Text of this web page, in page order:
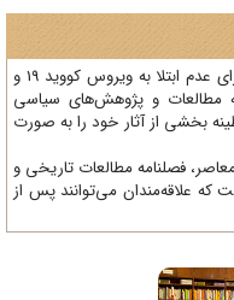
با توجه به نیاز به تداوم مراقبت‌های بهداشتی برای عدم ابتلا به ویروس کووید 19 و
سیاسی
را به صورت
تاریخی و
پس از